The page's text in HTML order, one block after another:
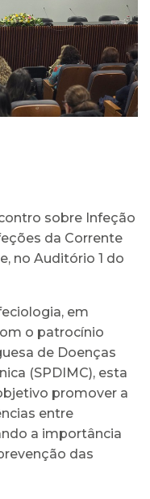
sobre Infeção
da Corrente
no Auditório 1 do
em
o patrocínio
de Doenças
(SPDIMC), esta
promover a
entre
a importância
das